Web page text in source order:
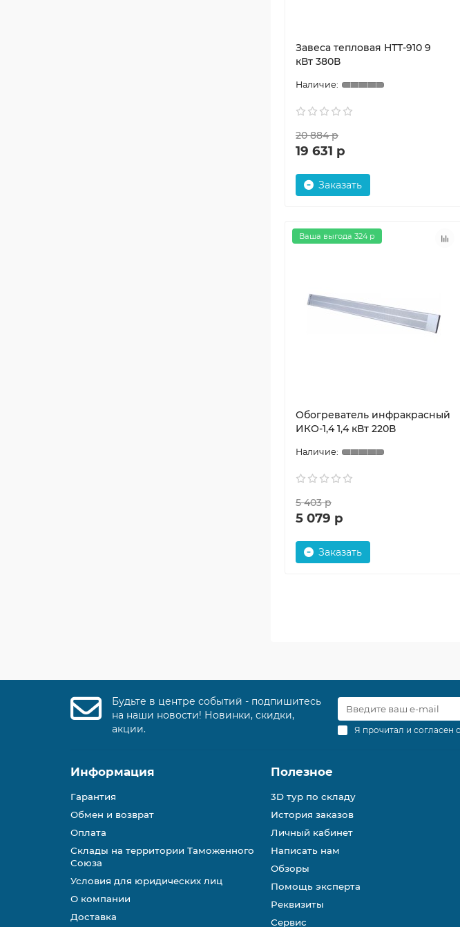
Завеса тепловая НТТ-910 9
кВт 380В
20 884 р
19 631 р
Заказать
Ваша выгода 324 р
Обогреватель инфракрасный
ИКО-1,4 1,4 кВт 220В
5 403 р
5 079 р
Заказать
Будьте в центре событий - подпишитесь
на наши новости! Новинки, скидки,
акции.
Я прочитал и согласен
Информация
Гарантия
Обмен и возврат
Оплата
Склады на территории Таможенного
Союза
Условия для юридических лиц
О компании
Доставка
Полезное
3D тур по складу
История заказов
Личный кабинет
Написать нам
Обзоры
Помощь эксперта
Реквизиты
Сервис